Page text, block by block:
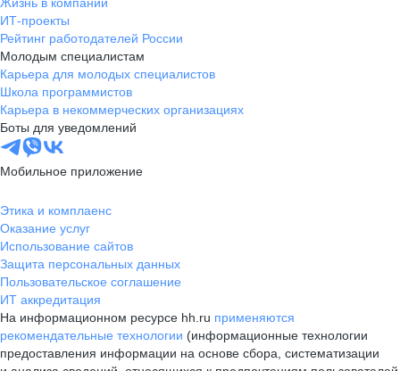
ИТ-проекты
Рейтинг работодателей России
Молодым специалистам
Карьера для молодых специалистов
Школа программистов
Карьера в некоммерческих организациях
Боты для уведомлений
Мобильное приложение
Этика и комплаенс
Оказание услуг
Использование сайтов
Защита персональных данных
Пользовательское соглашение
ИТ аккредитация
На информационном ресурсе hh.ru применяются
рекомендательные технологии (информационные технологии
предоставления информации на основе сбора, систематизации